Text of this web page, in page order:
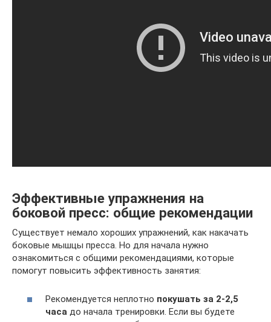
Эффективные упражнения на
боковой пресс: общие рекомендации
Существует немало хороших упражнений, как накачать
боковые мышцы пресса. Но для начала нужно
ознакомиться с общими рекомендациями, которые
помогут повысить эффективность занятия:
Рекомендуется неплотно покушать за 2-2,5
часа до начала тренировки. Если вы будете